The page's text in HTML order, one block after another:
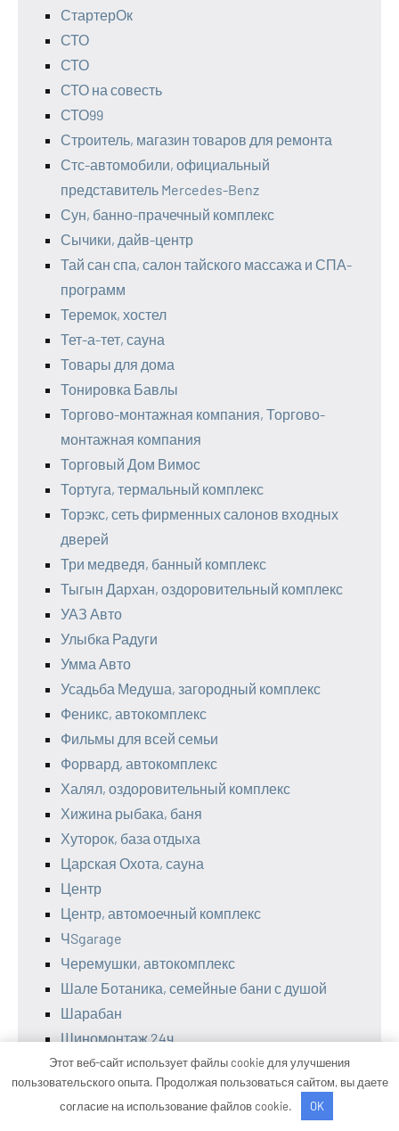
СтартерОк
СТО
СТО
СТО на совесть
СТО99
Строитель, магазин товаров для ремонта
Стс-автомобили, официальный
представитель Mercedes-Benz
Сун, банно-прачечный комплекс
Сычики, дайв-центр
Тай сан спа, салон тайского массажа и СПА-
программ
Теремок, хостел
Тет-а-тет, сауна
Товары для дома
Тонировка Бавлы
Торгово-монтажная компания, Торгово-
монтажная компания
Торговый Дом Вимос
Тортуга, термальный комплекс
Торэкс, сеть фирменных салонов входных
дверей
Три медведя, банный комплекс
Тыгын Дархан, оздоровительный комплекс
УАЗ Авто
Улыбка Радуги
Умма Авто
Усадьба Медуша, загородный комплекс
Феникс, автокомплекс
Фильмы для всей семьи
Форвард, автокомплекс
Халял, оздоровительный комплекс
Хижина рыбака, баня
Хуторок, база отдыха
Царская Охота, сауна
Центр
Центр, автомоечный комплекс
ЧSgarage
Черемушки, автокомплекс
Шале Ботаника, семейные бани с душой
Шарабан
Шиномонтаж 24ч
Штурман, сауна
Щепа для копчения
Экономстрой
Этот веб-сайт использует файлы cookie для улучшения
пользовательского опыта. Продолжая пользоваться сайтом, вы даете
согласие на использование файлов cookie.
OK